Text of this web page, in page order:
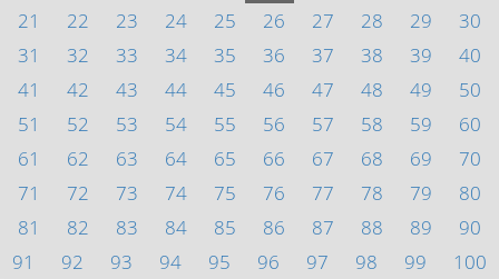
21
22 23 24 25 26 27 28 29
30
31
32 33 34 35 36 37 38 39
40
41
42 43 44 45 46 47 48 49
50
51
52 53 54 55 56 57 58 59
60
61
62 63 64 65 66 67 68 69
70
71
72 73 74 75 76 77 78 79
80
81
82 83 84 85 86 87 88 89
90
91
92 93 94 95 96 97 98 99
100